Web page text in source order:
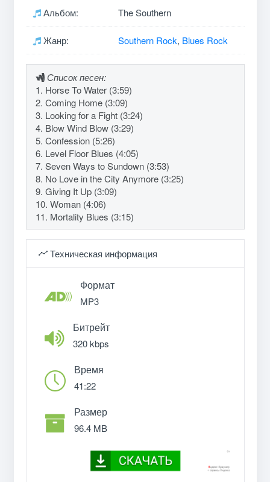
Альбом: The Southern
Жанр: Southern Rock, Blues Rock
Список песен:
1. Horse To Water (3:59)
2. Coming Home (3:09)
3. Looking for a Fight (3:24)
4. Blow Wind Blow (3:29)
5. Confession (5:26)
6. Level Floor Blues (4:05)
7. Seven Ways to Sundown (3:53)
8. No Love in the City Anymore (3:25)
9. Giving It Up (3:09)
10. Woman (4:06)
11. Mortality Blues (3:15)
Техническая информация
Формат
MP3
Битрейт
320 kbps
Время
41:22
Размер
96.4 MB